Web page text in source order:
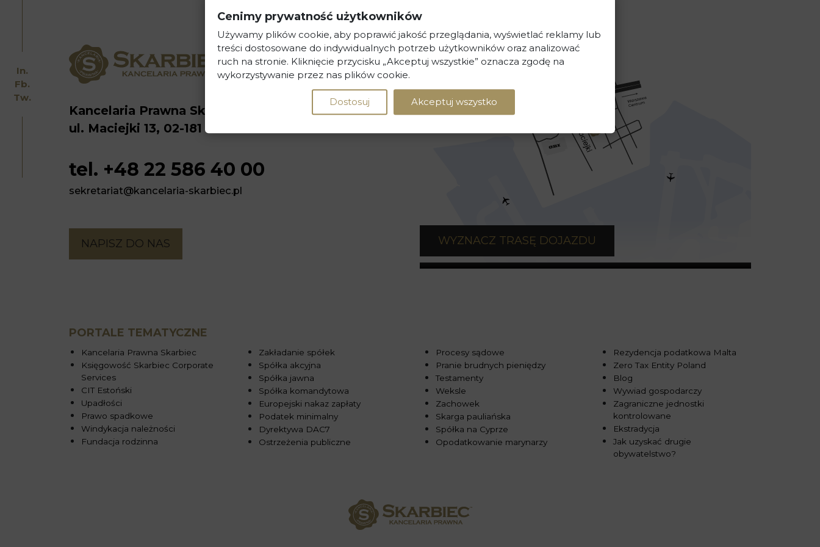
In.
Fb.
Tw.
Kancelaria Prawna Skarbiec
ul. Maciejki 13, 02-181 Warszawa
tel. +48 22 586 40 00
sekretariat@kancelaria-skarbiec.pl
NAPISZ DO NAS WYZNACZ TRASĘ DOJAZDU
PORTALE TEMATYCZNE
Kancelaria Prawna Skarbiec
Księgowość Skarbiec Corporate
Services
CIT Estoński
Upadłości
Prawo spadkowe
Windykacja należności
Fundacja rodzinna
Zakładanie spółek
Spółka akcyjna
Spółka jawna
Spółka komandytowa
Europejski nakaz zapłaty
Podatek minimalny
Dyrektywa DAC7
Ostrzeżenia publiczne
Procesy sądowe
Pranie brudnych pieniędzy
Testamenty
Weksle
Zachowek
Skarga pauliańska
Spółka na Cyprze
Opodatkowanie marynarzy
Rezydencja podatkowa Malta
Zero Tax Entity Poland
Blog
Wywiad gospodarczy
Zagraniczne jednostki
kontrolowane
Ekstradycja
Jak uzyskać drugie
obywatelstwo?
Cenimy prywatność użytkowników
Używamy plików cookie, aby poprawić jakość przeglądania, wyświetlać reklamy lub
treści dostosowane do indywidualnych potrzeb użytkowników oraz analizować
ruch na stronie. Kliknięcie przycisku „Akceptuj wszystkie” oznacza zgodę na
wykorzystywanie przez nas plików cookie.
Dostosuj Akceptuj wszystko